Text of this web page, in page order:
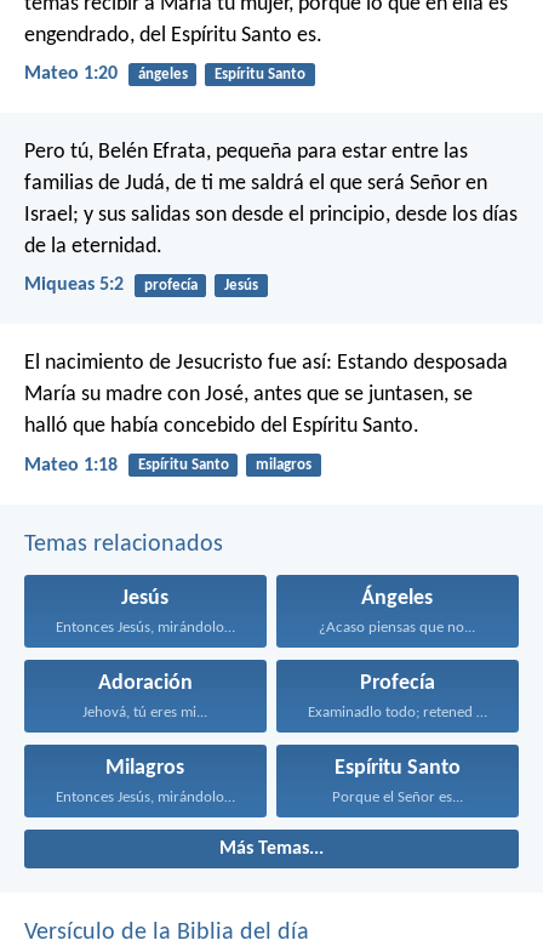
engendrado, del Espíritu Santo es.
Mateo 1:20 ángeles Espíritu Santo
Pero tú, Belén Efrata, pequeña para estar entre las
familias de Judá, de ti me saldrá el que será Señor en
Israel; y sus salidas son desde el principio, desde los días
de la eternidad.
Miqueas 5:2 profecía Jesús
El nacimiento de Jesucristo fue así: Estando desposada
María su madre con José, antes que se juntasen, se
halló que había concebido del Espíritu Santo.
Mateo 1:18 Espíritu Santo milagros
Temas relacionados
Jesús
Entonces Jesús, mirándolos, dijo...
Ángeles
¿Acaso piensas que no...
Adoración
Jehová, tú eres mi...
Profecía
Examinadlo todo; retened lo...
Milagros
Entonces Jesús, mirándolos, dijo...
Espíritu Santo
Porque el Señor es...
Más Temas...
Versículo de la Biblia del día